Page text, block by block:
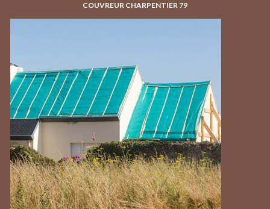
COUVREUR CHARPENTIER 79